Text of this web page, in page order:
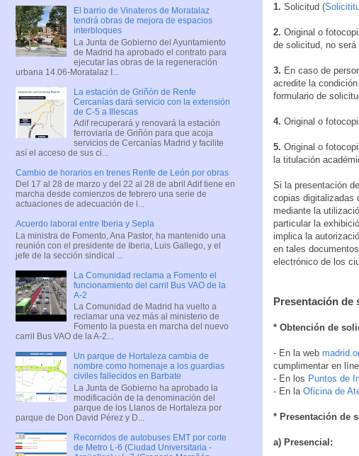
1. Solicitud (
2. Original o
de solicitud, no será
3. En caso de
acredite la
formulario de
4. Original o
5. Original o
la titulación
Si la presentación
copias digitalizadas
mediante la
particular la
implica la
en tales
electrónico de los
Presentación de
* Obtención de
- En la web
cumplimentar en
- En los Puntos de
- En la Oficina de
* Presentación de
a) Presencial:
El barrio de Vinateros de Moratalaz
tendrá obras de mejora de espacios
interbloques
La Junta de Gobierno del Ayuntamiento
de Madrid ha aprobado el contrato para
ejecutar las obras de la regeneración
urbana 14.06-Moratalaz I...
La estación de Griñón de Renfe
Cercanías dará servicio con la extensión
de C-5 a Illescas
Adif recuperará y renovará la estación
ferroviaria de Griñón para que acoja
servicios de Cercanías Madrid y facilite
así el acceso de sus ci...
Cambio de horarios en trenes Renfe de León por obras
Del 17 al 28 de marzo y del 22 al 28 de abril Adif tiene en
marcha desde comienzos de febrero una serie de
actuaciones de adecuación de l...
Acuerdo laboral entre Iberia y Sepla
La ministra de Fomento, Ana Pastor, ha mantenido una
reunión con el presidente de Iberia, Luis Gallego, y el
jefe de la sección sindical ...
La Comunidad reclama a Fomento el
funcionamiento del carril Bus VAO de la
A-2
La Comunidad de Madrid ha vuelto a
reclamar una vez más al ministerio de
Fomento la puesta en marcha del nuevo
carril Bus VAO de la A-2...
Un parque de Hortaleza cambia de
nombre como homenaje a los guardias
civiles fallecidos en Barbate
La Junta de Gobierno ha aprobado la
modificación de la denominación del
parque de los Llanos de Hortaleza por
parque de Don David Pérez y D...
Recorridos de autobuses EMT por corte
de Metro L-6 (Ciudad Universitaria -